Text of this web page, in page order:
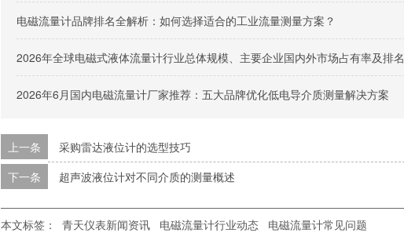
电磁流量计品牌排名全解析：如何选择适合的工业流量测量方案？
2026年全球电磁式液体流量计行业总体规模、主要企业国内外市场占有率及排名
2026年6月国内电磁流量计厂家推荐：五大品牌优化低电导介质测量解决方案
上一条
采购雷达液位计的选型技巧
下一条 超声波液位计对不同介质的测量概述
本文标签： 青天仪表新闻资讯 电磁流量计行业动态 电磁流量计常见问题